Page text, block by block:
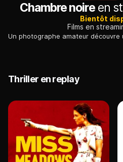
Chambre noireen
Bientôt
Films en
Thriller en replay